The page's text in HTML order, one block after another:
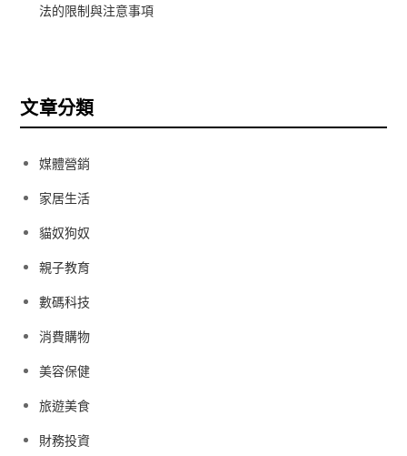
法的限制與注意事項
文章分類
媒體營銷
家居生活
貓奴狗奴
親子教育
數碼科技
消費購物
美容保健
旅遊美食
財務投資